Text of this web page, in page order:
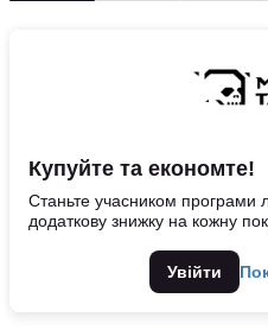
Купуйте та економте!
Станьте учасником програми
додаткову знижку на кожну
Увійти